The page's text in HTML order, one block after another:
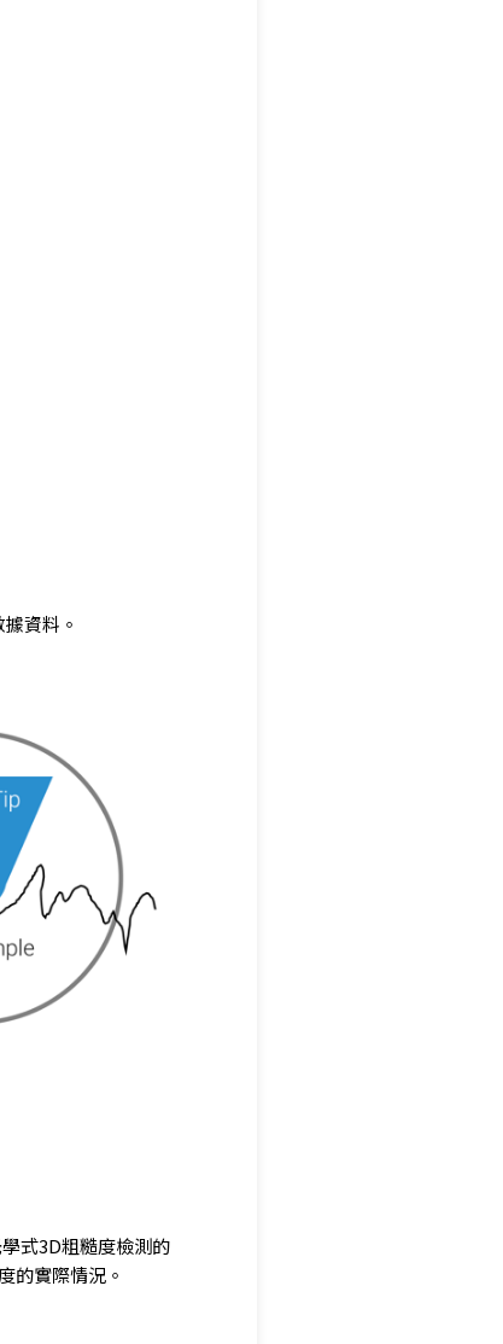
資料。
式3D粗糙度檢測的
的實際情況。